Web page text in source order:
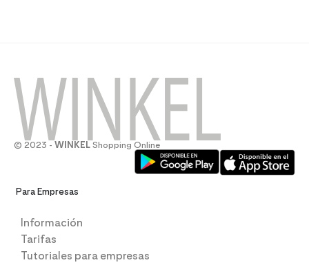
© 2023 - WINKEL Shopping Online
Para Empresas
Información
Tarifas
Tutoriales para empresas